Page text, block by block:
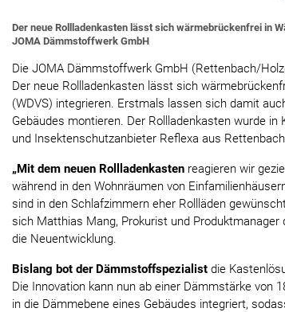
Der neue Rollladenkasten lässt sich wärmebrückenfrei in
JOMA Dämmstoffwerk GmbH
Die JOMA Dämmstoffwerk GmbH (Rettenbach/
Der neue Rollladenkasten lässt sich
(WDVS) integrieren. Erstmals lassen sich damit
Gebäudes montieren. Der Rollladenkasten wurde
und Insektenschutzanbieter Reflexa aus
„Mit dem neuen Rollladenkasten reagieren wir
während in den Wohnräumen von
sind in den Schlafzimmern eher Rollläden
sich Matthias Mang, Prokurist und
die Neuentwicklung.
Bislang bot der Dämmstoffspezialist die
Die Innovation kann nun ab einer Dämmstärke von
in die Dämmebene eines Gebäudes integriert,